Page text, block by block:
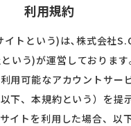
利用規約
イトという)は､株式会社
いう)が運営しております
用可能なアカウントサー
下、本規約という）を提
イトを利用した場合、以